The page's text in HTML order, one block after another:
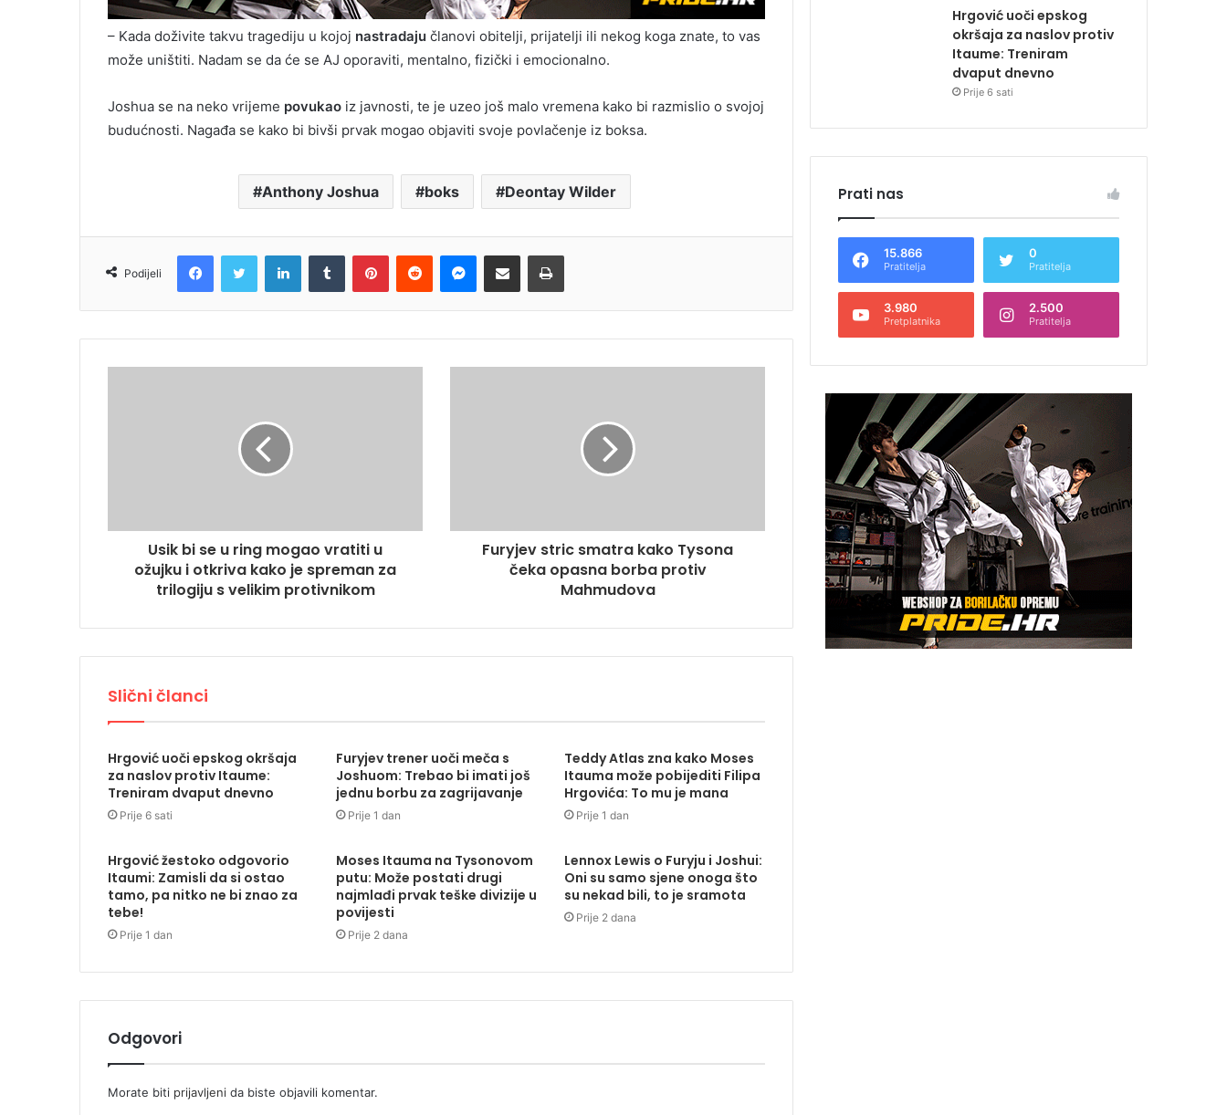
– Kada doživite takvu tragediju u kojoj nastradaju članovi obitelji, prijatelji ili nekog koga znate, to vas
može uništiti. Nadam se da će se AJ oporaviti, mentalno, fizički i emocionalno.
Joshua se na neko vrijeme povukao iz javnosti, te je uzeo još malo vremena kako bi razmislio o svojoj
budućnosti. Nagađa se kako bi bivši prvak mogao objaviti svoje povlačenje iz boksa.
Anthony Joshua boks Deontay Wilder
Podijeli
FacebookTwitter LinkedInTumblr PinterestReddit MessengerPodijeli e-mailom Ispis
Usik bi se u ring mogao vratiti u
ožujku i otkriva kako je spreman za
trilogiju s velikim protivnikom
Furyjev stric smatra kako Tysona
čeka opasna borba protiv
Mahmudova
Slični članci
Hrgović uoči epskog okršaja
za naslov protiv Itaume:
Treniram dvaput dnevno
Prije 6 sati
Furyjev trener uoči meča s
Joshuom: Trebao bi imati još
jednu borbu za zagrijavanje
Prije 1 dan
Teddy Atlas zna kako Moses
Itauma može pobijediti Filipa
Hrgovića: To mu je mana
Prije 1 dan
Hrgović žestoko odgovorio
Itaumi: Zamisli da si ostao
tamo, pa nitko ne bi znao za
tebe!
Prije 1 dan
Moses Itauma na Tysonovom
putu: Može postati drugi
najmlađi prvak teške divizije u
povijesti
Prije 2 dana
Lennox Lewis o Furyju i Joshui:
Oni su samo sjene onoga što
su nekad bili, to je sramota
Prije 2 dana
Odgovori
Morate biti prijavljeni da biste objavili komentar.
Hrgović uoči epskog
okršaja za naslov protiv
Itaume: Treniram
dvaput dnevno
Prije 6 sati
Prati nas
15.866
Pratitelja
0
Pratitelja
3.980
Pretplatnika
2.500
Pratitelja